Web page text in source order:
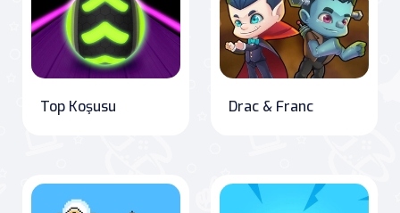
Top Koşusu Drac & Franc